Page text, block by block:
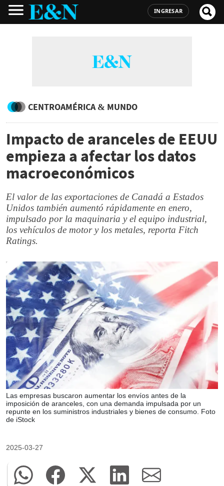
INGRESAR
CENTROAMÉRICA & MUNDO
Impacto de aranceles de EEUU
empieza a afectar los datos
macroeconómicos
El valor de las exportaciones de Canadá a Estados
Unidos también aumentó rápidamente en enero,
impulsado por la maquinaria y el equipo industrial,
los vehículos de motor y los metales, reporta Fitch
Ratings.
Las empresas buscaron aumentar los envíos antes de la
imposición de aranceles, con una demanda impulsada por un
repunte en los suministros industriales y bienes de consumo. Foto
de iStock
2025-03-27